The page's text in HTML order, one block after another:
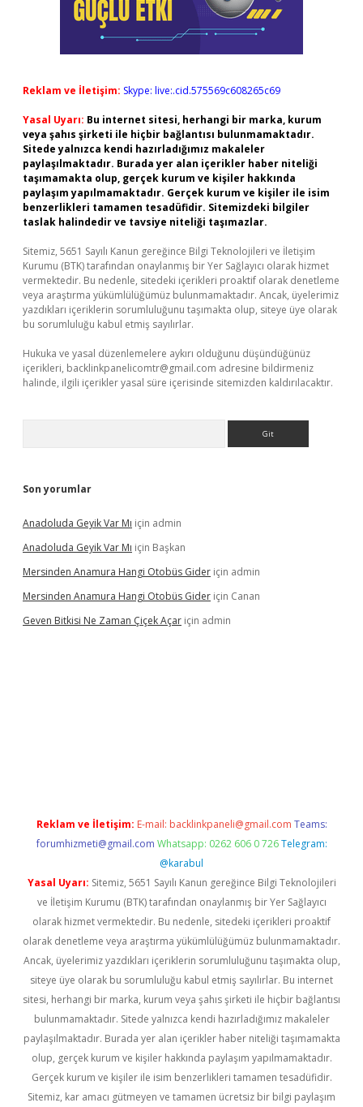
Reklam ve İletişim: Skype: live:.cid.575569c608265c69
Yasal Uyarı: Bu internet sitesi, herhangi bir marka, kurum
veya şahıs şirketi ile hiçbir bağlantısı bulunmamaktadır.
Sitede yalnızca kendi hazırladığımız makaleler
paylaşılmaktadır. Burada yer alan içerikler haber niteliği
taşımamakta olup, gerçek kurum ve kişiler hakkında
paylaşım yapılmamaktadır. Gerçek kurum ve kişiler ile isim
benzerlikleri tamamen tesadüfidir. Sitemizdeki bilgiler
taslak halindedir ve tavsiye niteliği taşımazlar.
Sitemiz, 5651 Sayılı Kanun gereğince Bilgi Teknolojileri ve İletişim
Kurumu (BTK) tarafından onaylanmış bir Yer Sağlayıcı olarak hizmet
vermektedir. Bu nedenle, sitedeki içerikleri proaktif olarak denetleme
veya araştırma yükümlülüğümüz bulunmamaktadır. Ancak, üyelerimiz
yazdıkları içeriklerin sorumluluğunu taşımakta olup, siteye üye olarak
bu sorumluluğu kabul etmiş sayılırlar.
Hukuka ve yasal düzenlemelere aykırı olduğunu düşündüğünüz
içerikleri, backlinkpanelicomtr@gmail.com adresine bildirmeniz
halinde, ilgili içerikler yasal süre içerisinde sitemizden kaldırılacaktır.
Son yorumlar
Anadoluda Geyik Var Mı için admin
Anadoluda Geyik Var Mı için Başkan
Mersinden Anamura Hangi Otobüs Gider için admin
Mersinden Anamura Hangi Otobüs Gider için Canan
Geven Bitkisi Ne Zaman Çiçek Açar için admin
Reklam ve İletişim: E-mail: backlinkpaneli@gmail.com Teams:
forumhizmeti@gmail.com Whatsapp: 0262 606 0 726 Telegram:
@karabul
Yasal Uyarı: Sitemiz, 5651 Sayılı Kanun gereğince Bilgi Teknolojileri
ve İletişim Kurumu (BTK) tarafından onaylanmış bir Yer Sağlayıcı
olarak hizmet vermektedir. Bu nedenle, sitedeki içerikleri proaktif
olarak denetleme veya araştırma yükümlülüğümüz bulunmamaktadır.
Ancak, üyelerimiz yazdıkları içeriklerin sorumluluğunu taşımakta olup,
siteye üye olarak bu sorumluluğu kabul etmiş sayılırlar. Bu internet
sitesi, herhangi bir marka, kurum veya şahıs şirketi ile hiçbir bağlantısı
bulunmamaktadır. Sitede yalnızca kendi hazırladığımız makaleler
paylaşılmaktadır. Burada yer alan içerikler haber niteliği taşımamakta
olup, gerçek kurum ve kişiler hakkında paylaşım yapılmamaktadır.
Gerçek kurum ve kişiler ile isim benzerlikleri tamamen tesadüfidir.
Sitemiz, kar amacı gütmeyen ve tamamen ücretsiz bir bilgi paylaşım